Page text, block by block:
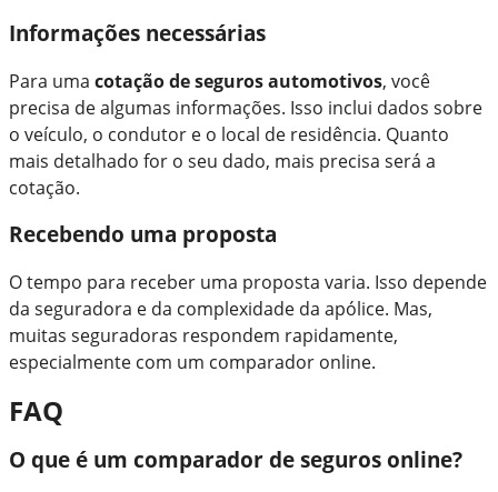
Informações necessárias
Para uma cotação de seguros automotivos, você
precisa de algumas informações. Isso inclui dados sobre
o veículo, o condutor e o local de residência. Quanto
mais detalhado for o seu dado, mais precisa será a
cotação.
Recebendo uma proposta
O tempo para receber uma proposta varia. Isso depende
da seguradora e da complexidade da apólice. Mas,
muitas seguradoras respondem rapidamente,
especialmente com um comparador online.
FAQ
O que é um comparador de seguros online?